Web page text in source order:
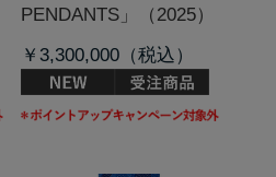
PENDANTS」（2025）
￥3,300,000